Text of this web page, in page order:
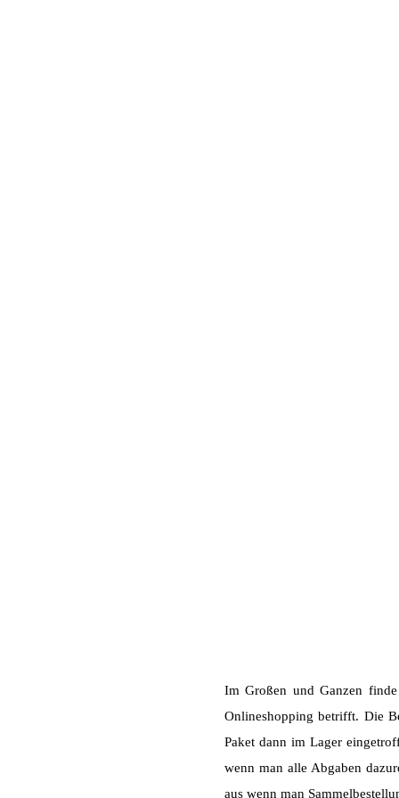
Im Großen und Ganzen
Onlineshopping betrifft. Die
Paket dann im Lager
wenn man alle Abgaben
aus wenn man